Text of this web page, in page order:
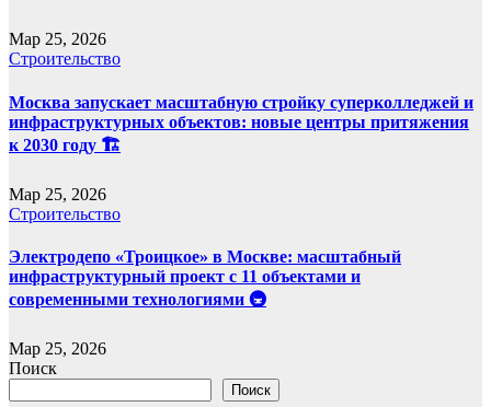
Мар 25, 2026
Строительство
Москва запускает масштабную стройку суперколледжей и
инфраструктурных объектов: новые центры притяжения
к 2030 году 🏗️
Мар 25, 2026
Строительство
Электродепо «Троицкое» в Москве: масштабный
инфраструктурный проект с 11 объектами и
современными технологиями 🚇
Мар 25, 2026
Поиск
Поиск